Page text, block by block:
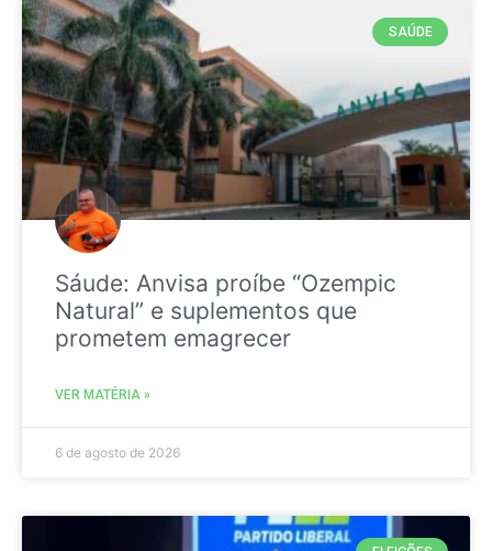
SAÚDE
Sáude: Anvisa proíbe “Ozempic
Natural” e suplementos que
prometem emagrecer
VER MATÉRIA »
6 de agosto de 2026